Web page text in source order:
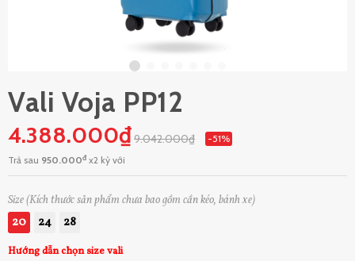
Vali Voja PP12
4.388.000₫9.042.000₫
-51%
Trả sau 950.000đ x2 kỳ với
Size (Kích thước sản phẩm chưa bao gồm cần kéo, bánh xe)
20 24 28
Hướng dẫn chọn size vali